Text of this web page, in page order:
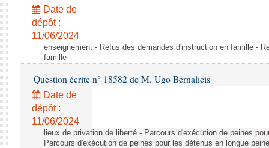
Date de
dépôt :
11/06/2024
enseignement - Refus des demandes d'instruction en famille -
famille
Question écrite n° 18582 de M. Ugo Bernalicis
Date de
dépôt :
11/06/2024
lieux de privation de liberté - Parcours d'exécution de peines
Parcours d'exécution de peines pour les détenus en longue peine